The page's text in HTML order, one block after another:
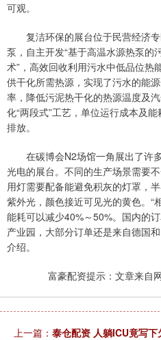
可观。
复洁环保的展台位于民营经济专
泵，自主开发“基于高温水源热泵的
术”，高效回收利用污水中低品位热
供干化所需热源，实现了污水的能
率，降低污泥热干化的热源温度及
化“两段式”工艺，单位运行成本及
排放。
在碳博会N2场馆一角展出了许
光电的展台。不同的生产场景需要
用灯需要配备能避免积灰的灯罩，
紫外光，颜色接近可见光的黄色。“
能耗可以减少40%～50%。国内的
产业园，大部分订单还是来自德国
介绍。
富豪配资提示：文章来自
上一篇： 泰仓配资 人躺ICU竟写